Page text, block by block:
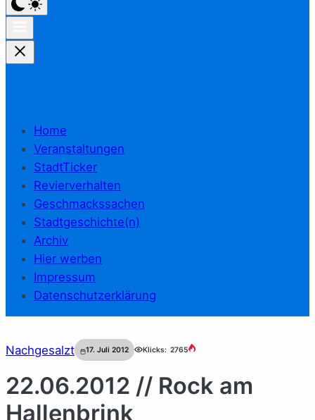
Home
Veranstaltungen
StadtTicker
Revierverhalten
Geschmackssachen
Stadtgeschichte(n)
Archiv
Hier werben
Impressum
Datenschutzerklärung
Nachgesalzt 17. Juli 2012 Klicks: 2765
22.06.2012 // Rock am
Hallenbrink